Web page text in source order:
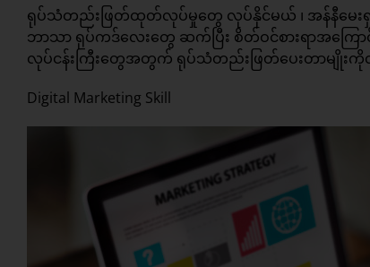
ရုပ်သံတည်းဖြတ်ထုတ်လုပ်မှုတွေ လုပ်နိုင်မယ် ၊ အန်နီမေ
ဘာသာ ရုပ်ကဒ်လေးတွေ ဆက်ပြီး စိတ်ဝင်စားရာအကြေ
လုပ်ငန်းကြီးတွေအတွက် ရုပ်သံတည်းဖြတ်ပေးတာမျိုးကို
Digital Marketing Skill